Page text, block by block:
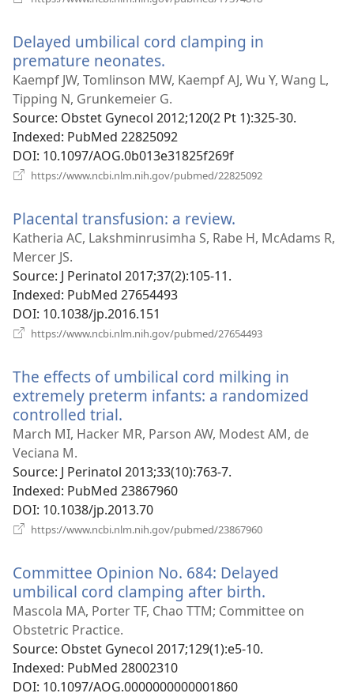
вікні)
Delayed umbilical cord clamping in
premature neonates.
у
новому
вікні)
Kaempf JW, Tomlinson MW, Kaempf AJ, Wu Y, Wang L,
Tipping N, Grunkemeier G.
Source‎: Obstet Gynecol 2012;120(2 Pt 1):325-30.
Indexed‎: PubMed 22825092
DOI‎: 10.1097/AOG.0b013e31825f269f
https://www.ncbi.nlm.nih.gov/pubmed/22825092
Placental transfusion: a review.
у
Katheria AC, Lakshminrusimha S, Rabe H, McAdams R,
Mercer JS.
Source‎: J Perinatol 2017;37(2):105-11.
Indexed‎: PubMed 27654493
DOI‎: 10.1038/jp.2016.151
https://www.ncbi.nlm.nih.gov/pubmed/27654493
вікні)
The effects of umbilical cord milking in
extremely preterm infants: a randomized
controlled trial.
у
вікні)
March MI, Hacker MR, Parson AW, Modest AM, de
Veciana M.
Source‎: J Perinatol 2013;33(10):763-7.
Indexed‎: PubMed 23867960
DOI‎: 10.1038/jp.2013.70
https://www.ncbi.nlm.nih.gov/pubmed/23867960
вікні)
Committee Opinion No. 684: Delayed
umbilical cord clamping after birth.
у
Mascola MA, Porter TF, Chao TTM; Committee on
Obstetric Practice.
Source‎: Obstet Gynecol 2017;129(1):e5-10.
Indexed‎: PubMed 28002310
DOI‎: 10.1097/AOG.0000000000001860